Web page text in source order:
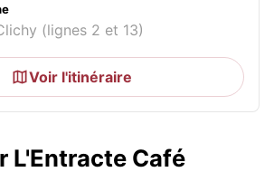
(lignes 2 et 13)
Voir l'itinéraire
L'Entracte Café